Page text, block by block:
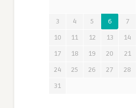
3
4 5 6 7
10
11 12 13 14
17
18 19 20 21
24
25 26 27 28
31